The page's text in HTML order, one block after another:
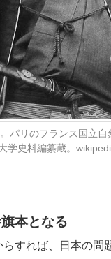
パリのフランス国立自
学史料編纂蔵。
本となる
すれば、日本の問